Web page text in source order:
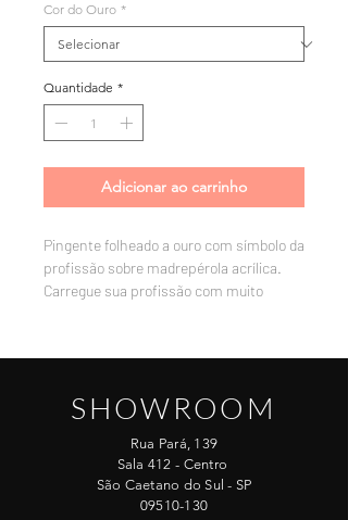
Cor do Ouro *
Quantidade *
Adicionar ao carrinho
Pingente folheado a ouro com símbolo da
profissão sobre madrepérola acrílica.
Carregue sua profissão com muito
SHOWROOM
Rua Pará, 139
Sala 412 - Centro
São Caetano do Sul - SP
09510-130